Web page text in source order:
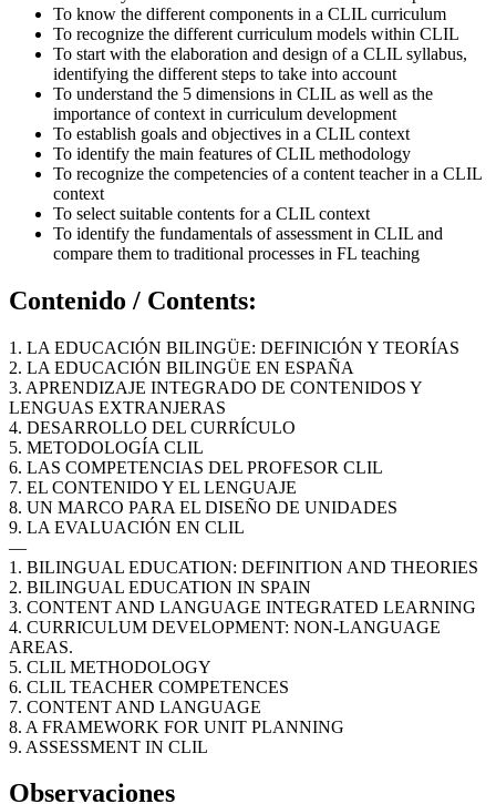
To know the different components in a CLIL curriculum
To recognize the different curriculum models within CLIL
To start with the elaboration and design of a CLIL syllabus,
identifying the different steps to take into account
To understand the 5 dimensions in CLIL as well as the
importance of context in curriculum development
To establish goals and objectives in a CLIL context
To identify the main features of CLIL methodology
To recognize the competencies of a content teacher in a CLIL
context
To select suitable contents for a CLIL context
To identify the fundamentals of assessment in CLIL and
compare them to traditional processes in FL teaching
Contenido / Contents:
1. LA EDUCACIÓN BILINGÜE: DEFINICIÓN Y TEORÍAS
2. LA EDUCACIÓN BILINGÜE EN ESPAÑA
3. APRENDIZAJE INTEGRADO DE CONTENIDOS Y
LENGUAS EXTRANJERAS
4. DESARROLLO DEL CURRÍCULO
5. METODOLOGÍA CLIL
6. LAS COMPETENCIAS DEL PROFESOR CLIL
7. EL CONTENIDO Y EL LENGUAJE
8. UN MARCO PARA EL DISEÑO DE UNIDADES
9. LA EVALUACIÓN EN CLIL
—
1. BILINGUAL EDUCATION: DEFINITION AND THEORIES
2. BILINGUAL EDUCATION IN SPAIN
3. CONTENT AND LANGUAGE INTEGRATED LEARNING
4. CURRICULUM DEVELOPMENT: NON-LANGUAGE
AREAS.
5. CLIL METHODOLOGY
6. CLIL TEACHER COMPETENCES
7. CONTENT AND LANGUAGE
8. A FRAMEWORK FOR UNIT PLANNING
9. ASSESSMENT IN CLIL
Observaciones